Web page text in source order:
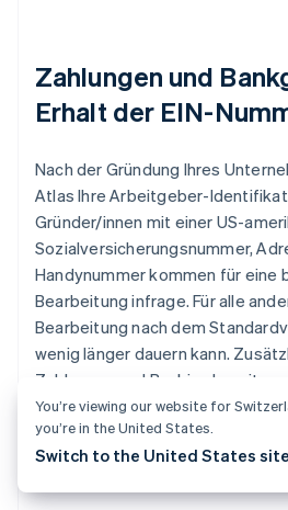
Zahlungen und
Erhalt der EIN-
Nach der Gründung Ihres
Atlas Ihre Arbeitgeber-
Gründer/innen mit einer US-
Sozialversicherungsnummer,
Handynummer kommen für eine
Bearbeitung infrage. Für alle
Bearbeitung nach dem
wenig länger dauern kann.
Zahlungen und Banking bereits
sodass Sie schon Zahlungen
Transaktionen tätigen können,
haben.
You’re viewing our website for
you’re in the United States.
Switch to the United States site